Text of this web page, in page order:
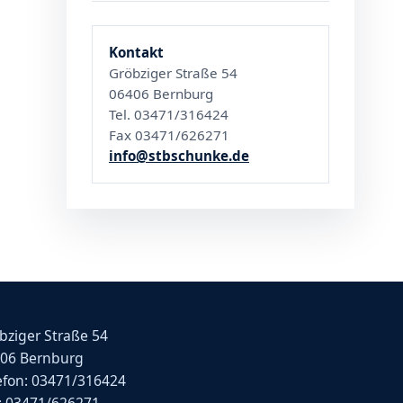
Kontakt
Gröbziger Straße 54
06406 Bernburg
Tel. 03471/316424
Fax 03471/626271
info@stbschunke.de
Straße 54
Bernburg
03471/316424